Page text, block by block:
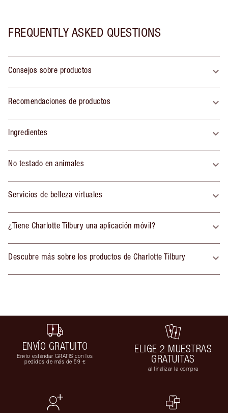
FREQUENTLY ASKED QUESTIONS
Consejos sobre productos
Recomendaciones de productos
Ingredientes
No testado en animales
Servicios de belleza virtuales
¿Tiene Charlotte Tilbury una aplicación móvil?
Descubre más sobre los productos de Charlotte Tilbury
ENVÍO GRATUITO
Envío estándar GRATIS con los
pedidos de más de 59 €
ELIGE 2 MUESTRAS
GRATUITAS
al finalizar la compra